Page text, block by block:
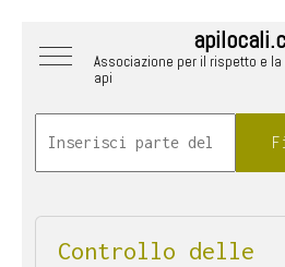
Mobile Menu Toggle
Associazione per il rispetto e
api
Controllo delle